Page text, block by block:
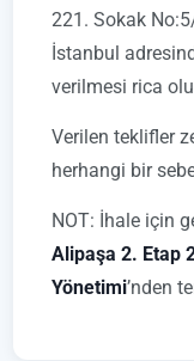
221. Sokak
İstanbul
verilmesi rica
Verilen teklifler
herhangi bir
NOT: İhale için
Alipaşa 2. Etap
Yönetimi’nden